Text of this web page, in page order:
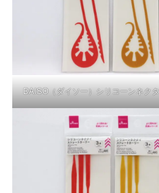
DAISO（ダイソー）シリコーンネク